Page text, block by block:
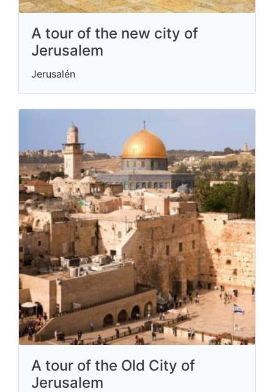
A tour of the new city of
Jerusalem
Jerusalén
A tour of the Old City of
Jerusalem